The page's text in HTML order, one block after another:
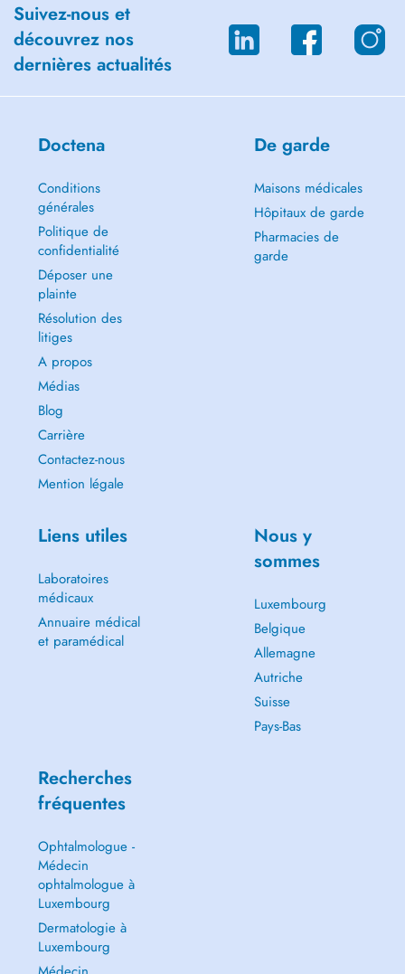
Suivez-nous et
découvrez nos
dernières actualités
Doctena
Conditions
générales
Politique de
confidentialité
Déposer une
plainte
Résolution des
litiges
A propos
Médias
Blog
Carrière
Contactez-nous
Mention légale
De garde
Maisons médicales
Hôpitaux de garde
Pharmacies de
garde
Liens utiles
Laboratoires
médicaux
Annuaire médical
et paramédical
Nous y
sommes
Luxembourg
Belgique
Allemagne
Autriche
Suisse
Pays-Bas
Recherches
fréquentes
Ophtalmologue -
Médecin
ophtalmologue à
Luxembourg
Dermatologie à
Luxembourg